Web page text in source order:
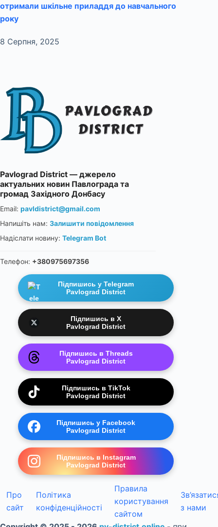
отримали шкільне приладдя до навчального
року
8 Серпня, 2025
Pavlograd District — джерело
актуальних новин Павлограда та
громад Західного Донбасу
Email: pavldistrict@gmail.com
Напишіть нам: Залишити повідомлення
Надіслати новину: Telegram Bot
Телефон: +380975697356
Підпишись у Telegram
Pavlograd District
Підпишись в X
Pavlograd District
Підпишись в Threads
Pavlograd District
Підпишись в TikTok
Pavlograd District
Підпишись у Facebook
Pavlograd District
Підпишись в Instagram
Pavlograd District
Про
сайт
Політика
конфіденційності
Правила
користування
сайтом
з нами